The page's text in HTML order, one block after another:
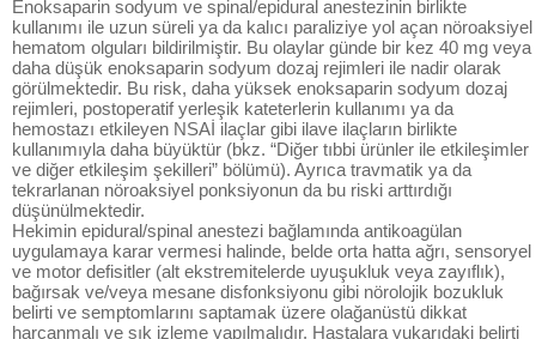
Enoksaparin sodyum ve spinal/epidural anestezinin birlikte
kullanımı ile uzun süreli ya da kalıcı paraliziye yol açan nöroaksiyel
hematom olguları bildirilmiştir. Bu olaylar günde bir kez 40 mg veya
daha düşük enoksaparin sodyum dozaj rejimleri ile nadir olarak
görülmektedir. Bu risk, daha yüksek enoksaparin sodyum dozaj
rejimleri, postoperatif yerleşik kateterlerin kullanımı ya da
hemostazı etkileyen NSAİ ilaçlar gibi ilave ilaçların birlikte
kullanımıyla daha büyüktür (bkz. “Diğer tıbbi ürünler ile etkileşimler
ve diğer etkileşim şekilleri” bölümü). Ayrıca travmatik ya da
tekrarlanan nöroaksiyel ponksiyonun da bu riski arttırdığı
düşünülmektedir.
Hekimin epidural/spinal anestezi bağlamında antikoagülan
uygulamaya karar vermesi halinde, belde orta hatta ağrı, sensoryel
ve motor defisitler (alt ekstremitelerde uyuşukluk veya zayıflık),
bağırsak ve/veya mesane disfonksiyonu gibi nörolojik bozukluk
belirti ve semptomlarını saptamak üzere olağanüstü dikkat
harcanmalı ve sık izleme yapılmalıdır. Hastalara yukarıdaki belirti